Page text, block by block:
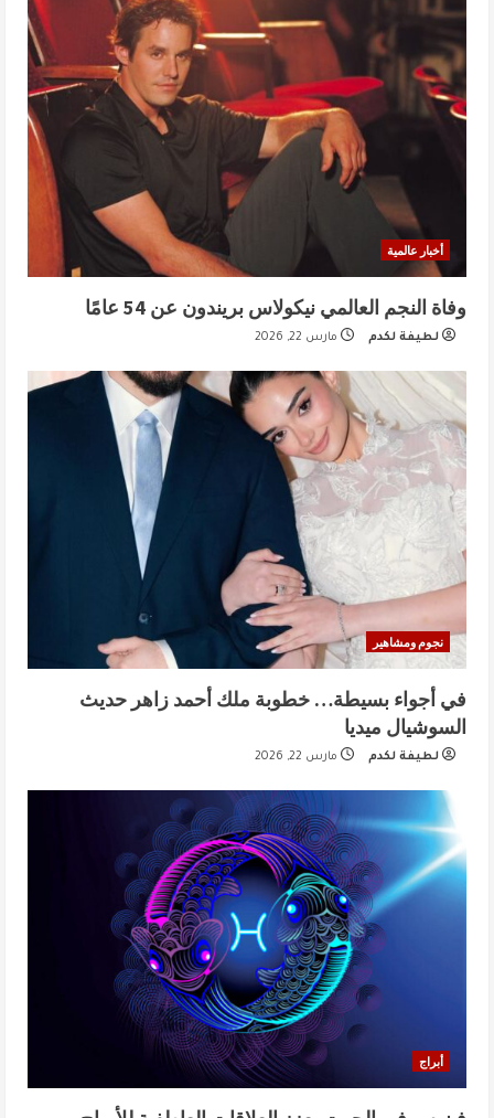
أخبار عالمية
وفاة النجم العالمي نيكولاس بريندون عن 54 عامًا
لطيفة لكدم مارس 22, 2026
نجوم ومشاهير
في أجواء بسيطة… خطوبة ملك أحمد زاهر حديث
السوشيال ميديا
لطيفة لكدم مارس 22, 2026
أبراج